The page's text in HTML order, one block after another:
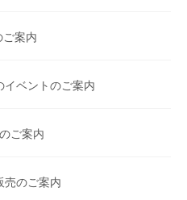
ご案内
イベントのご案内
ご案内
売のご案内